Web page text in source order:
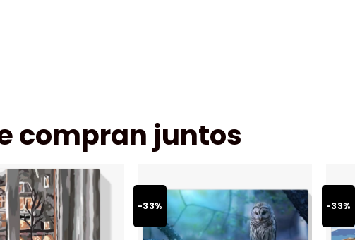
compran juntos
-33% -33%